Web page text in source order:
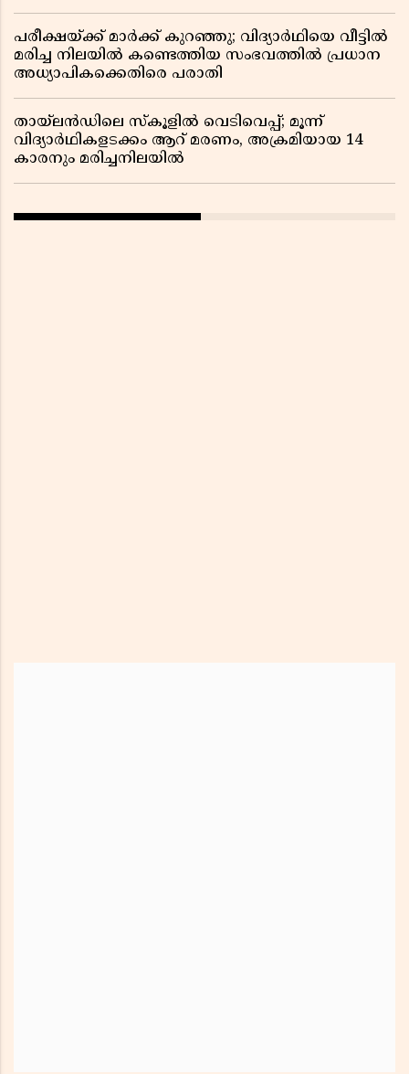
പരീക്ഷയ്ക്ക് മാർക്ക് കുറഞ്ഞു; വിദ്യാർഥിയെ വീട്ടിൽ
മരിച്ച നിലയിൽ കണ്ടെത്തിയ സംഭവത്തിൽ പ്രധാന
അധ്യാപികക്കെതിരെ പരാതി
തായ്‌ലൻഡിലെ സ്‌കൂളിൽ വെടിവെപ്പ്; മൂന്ന്
വിദ്യാർഥികളടക്കം ആറ് മരണം, അക്രമിയായ 14
കാരനും മരിച്ചനിലയിൽ